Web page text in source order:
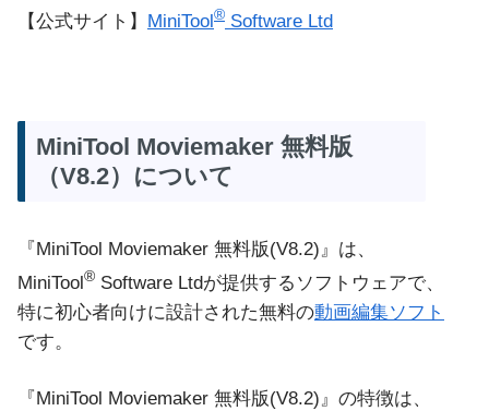
【公式サイト】 MiniTool® Software Ltd
MiniTool Moviemaker 無料版
（V8.2）について
『MiniTool Moviemaker 無料版(V8.2)』は、
MiniTool® Software Ltdが提供するソフトウェアで、
特に初心者向けに設計された無料の動画編集ソフト
です。
『MiniTool Moviemaker 無料版(V8.2)』の特徴は、